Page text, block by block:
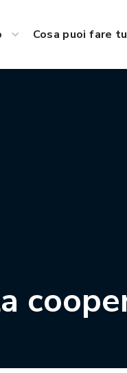
Cosa puoi fare tu